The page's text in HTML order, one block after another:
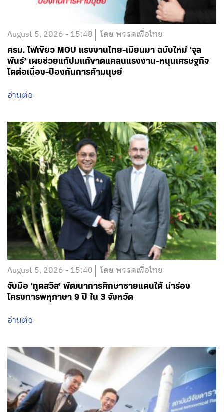
August 5, 2026 - 15:48 โดย พรรคเพื่อไทย
ครม. ไฟเขียว MOU แรงงานไทย-เมียนมา ฉบับใหม่ ‘จุล
พันธ์’ เผยช่วยแก้ปมแก้ขาดแคลนแรงงาน-หนุนเศรษฐกิจ
โตต่อเนื่อง-ป้องกันการค้ามนุษย์
อ่านต่อ
August 5, 2026 - 15:40 โดย พรรคเพื่อไทย
จับมือ ‘ทูตสวิส’ พัฒนาการศึกษาชายแดนใต้ นำร่อง
โครงการพหุภาษา 9 ปี ใน 3 จังหวัด
อ่านต่อ